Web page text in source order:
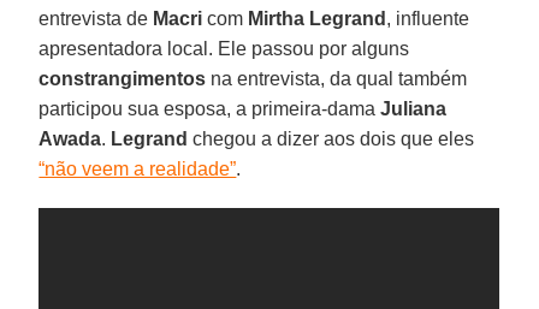
entrevista de Macri com Mirtha Legrand , influente
apresentadora local. Ele passou por alguns
constrangimentos na entrevista, da qual também
participou sua esposa, a primeira-dama Juliana
Awada. Legrand chegou a dizer aos dois que eles
“não veem a realidade”.